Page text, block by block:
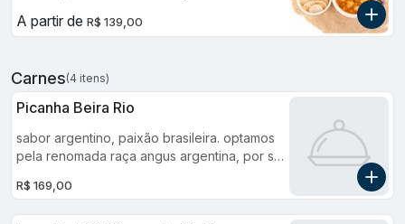
A partir de R$ 139,00
Carnes(4 itens)
Picanha Beira Rio
sabor argentino, paixão brasileira. optamos
pela renomada raça angus argentina, por sua
acompanha arroz branco, batata-frita, farofa
R$ 169,00